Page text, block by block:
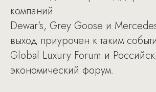
компаний
Dewar's, Grey Goose и
выход приурочен к таким
Global Luxury Forum и
экономический форум.